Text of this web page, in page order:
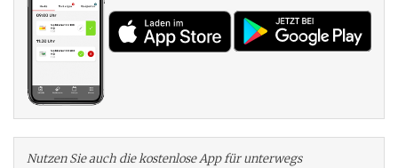
Nutzen Sie auch die kosten­lose App für unterwegs